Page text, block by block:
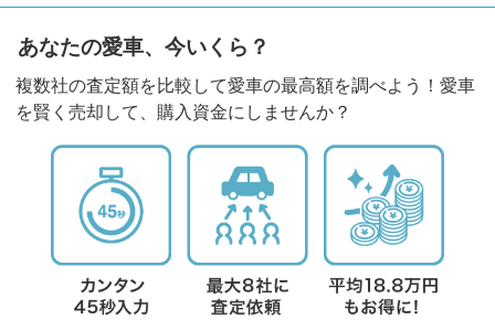
あなたの愛車、今いくら？
複数社の査定額を比較して愛車の最高額を調べよう！愛車
を賢く売却して、購入資金にしませんか？